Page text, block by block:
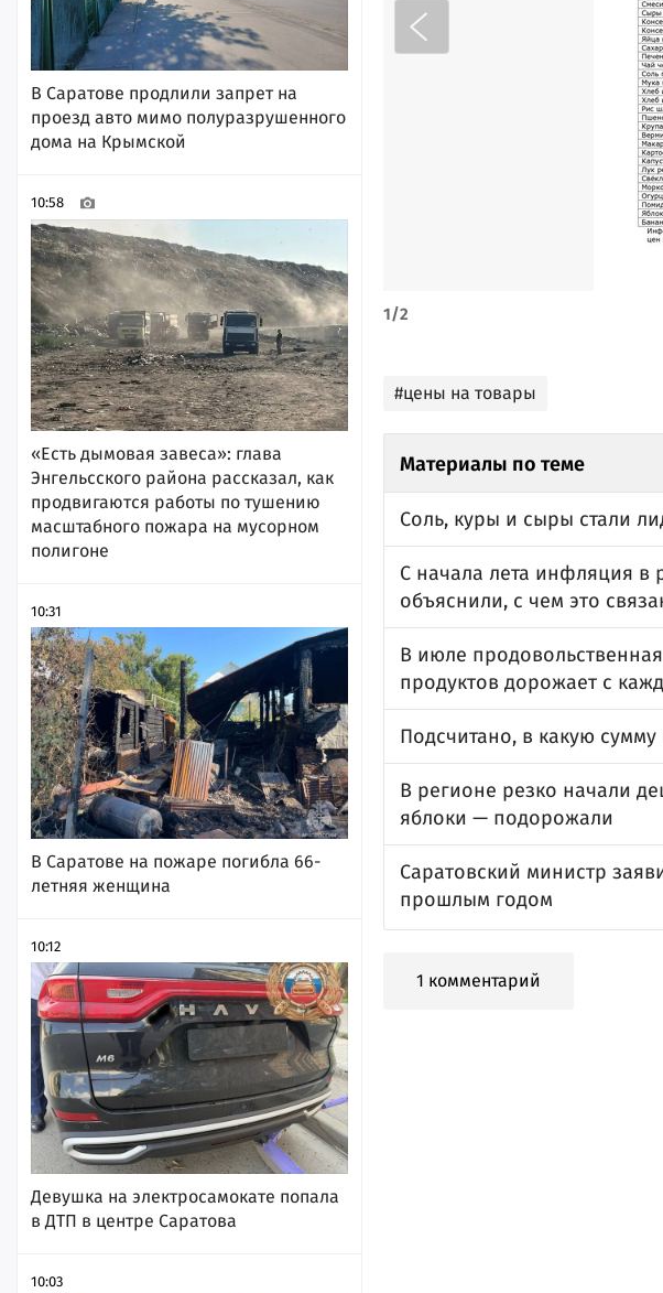
В Саратове продлили запрет на
проезд авто мимо полуразрушенного
дома на Крымской
10:58
«Есть дымовая завеса»: глава
Энгельсского района рассказал, как
продвигаются работы по тушению
масштабного пожара на мусорном
полигоне
10:31
В Саратове на пожаре погибла 66-
летняя женщина
10:12
Девушка на электросамокате попала
в ДТП в центре Саратова
10:03
1/2
#цены на товары
Материалы по теме
Соль, куры и сыры стали
С начала лета инфляция в
объяснили, с чем это
В июле
продуктов дорожает с
Подсчитано, в какую
В регионе резко начали
яблоки — подорожали
Саратовский министр
прошлым годом
1 комментарий